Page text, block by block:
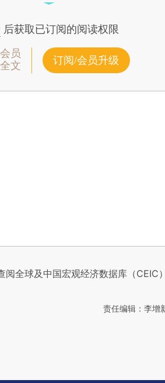
后获取已订阅的阅读权限
员
文
订阅/会员升级
阅全球及中国宏观经济数据库（CEIC
责任编辑：李增